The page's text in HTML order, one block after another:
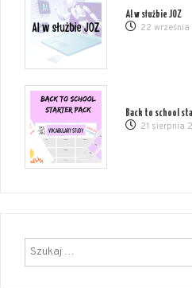
AI w służbie JOZ
22
Back to school
21 sierpnia